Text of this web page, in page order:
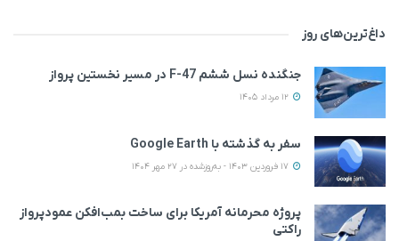
داغ‌ترین‌های روز
جنگنده نسل ششم F-47 در مسیر نخستین پرواز
سفر به گذشته با Google Earth
پروژه محرمانه آمریکا برای ساخت بمب‌افکن عمودپرواز
راکتی